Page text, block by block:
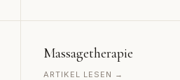
Massagetherapie
ARTIKEL LESEN →